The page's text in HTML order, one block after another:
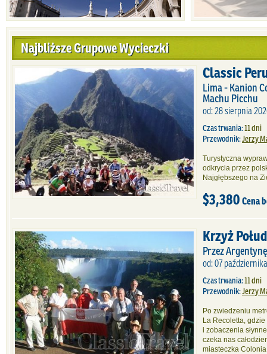
Najbliższe Grupowe Wycieczki
Classic
Lima - Kanion
Machu Picchu
od: 28 sierpnia
Czas trwania:11 dni
Przewodnik:Jerzy
Turystyczna
odkrycia przez
Najgłębszego na
$3,380 Cena
Krzyż
Przez
od: 07
Czas trwania:11 dni
Przewodnik:Jerzy
Po zwiedzeniu
La Recoletta,
i zobaczenia
czeka nas
miasteczka